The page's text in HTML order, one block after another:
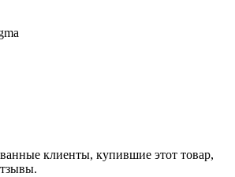
клиенты, купившие этот товар,